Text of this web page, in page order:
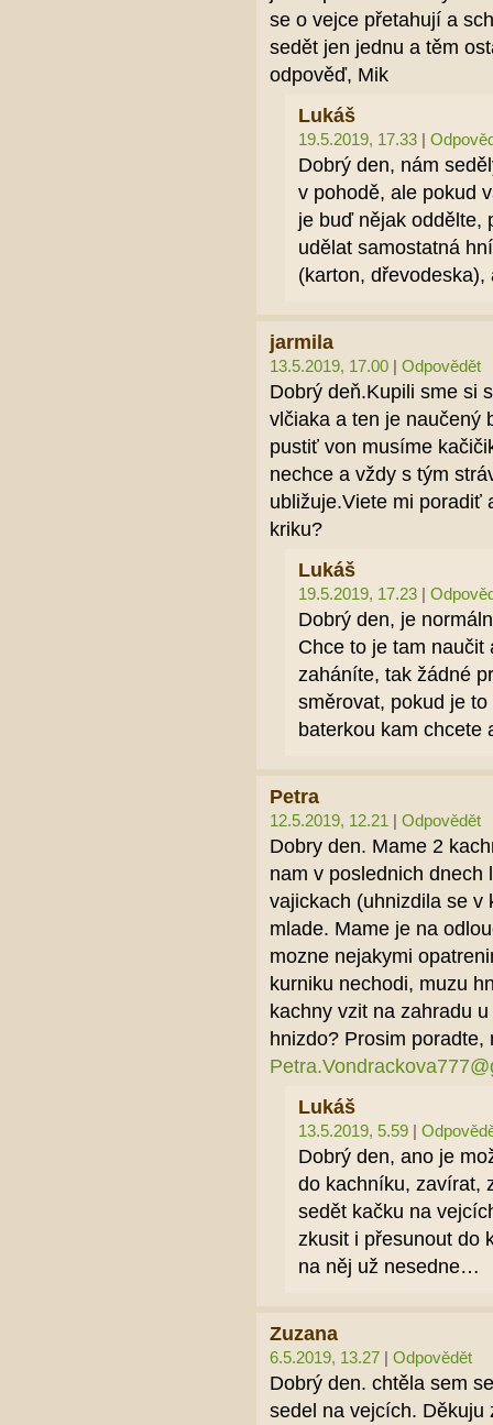
se o vejce přetahují a
sedět jen jednu a těm
odpověď, Mik
Lukáš
19.5.2019, 17.33
Dobrý den, nám
v pohodě, ale pokud
je buď nějak oddělte,
udělat samostatná
(karton,
jarmila
13.5.2019, 17.00 Odpovědět
Dobrý deň.Kupili sme si
vlčiaka a ten je naučený
pustiť von musíme
nechce a vždy s tým
ubližuje.Viete mi poradiť
kriku?
Lukáš
19.5.2019, 17.23
Dobrý den, je
Chce to je tam
zaháníte, tak žádné
směrovat, pokud je
baterkou kam chcete
Petra
12.5.2019, 12.21 Odpovědět
Dobry den. Mame 2
nam v poslednich dnech
vajickach (uhnizdila se v
mlade. Mame je na
mozne nejakymi
kurniku nechodi, muzu
kachny vzit na zahradu
hnizdo? Prosim
Lukáš
13.5.2019, 5.59
Dobrý den, ano je
do kachníku, zavírat,
sedět kačku na
zkusit i přesunout do
na něj už nesedne…
Zuzana
6.5.2019, 13.27 Odpovědět
Dobrý den. chtěla sem
sedel na vejcích. Děkuju